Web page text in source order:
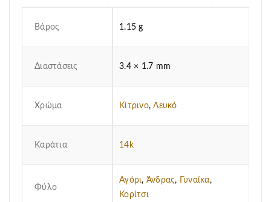
Βάρος 1.15 g
Διαστάσεις 3.4 × 1.7 mm
Χρώμα Κίτρινο,Λευκό
Καράτια 14k
Φύλο
Αγόρι, Άνδρας, Γυναίκα,
Κορίτσι